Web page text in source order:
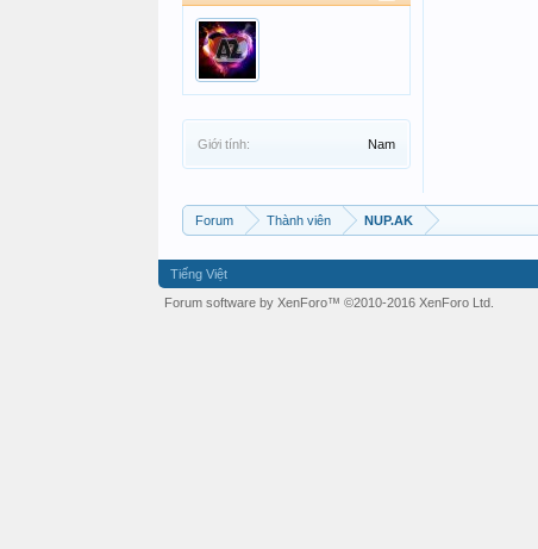
Giới tính: Nam
Forum Thành viên NUP.AK
Tiếng Việt
Forum software by XenForo™ ©2010-2016 XenForo Ltd.